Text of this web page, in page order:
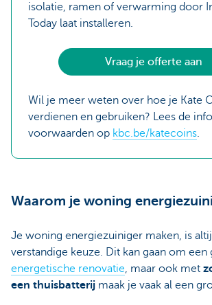
isolatie, ramen of verwarming door
Today laat installeren.
Vraag je offerte aan
Wil je meer weten over hoe je Kate
verdienen en gebruiken? Lees de
voorwaarden op kbc.be/katecoins.
Waarom je woning
Je woning energiezuiniger maken, is
verstandige keuze. Dit kan gaan om een
energetische renovatie, maar ook met
een thuisbatterij maak je vaak al een